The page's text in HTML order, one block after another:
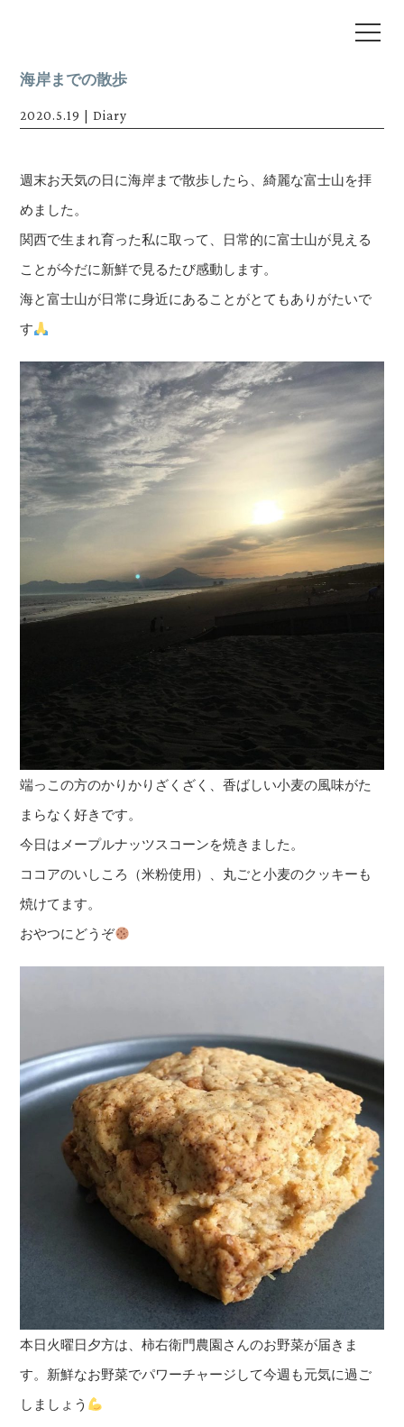
海岸までの散歩
2020.5.19 Diary
週末お天気の日に海岸まで散歩したら、綺麗な富士山を拝
めました。
関西で生まれ育った私に取って、日常的に富士山が見える
ことが今だに新鮮で見るたび感動します。
海と富士山が日常に身近にあることがとてもありがたいで
す
端っこの方のかりかりざくざく、香ばしい小麦の風味がた
まらなく好きです。
今日はメープルナッツスコーンを焼きました。
ココアのいしころ（米粉使用）、丸ごと小麦のクッキーも
焼けてます。
おやつにどうぞ
本日火曜日夕方は、柿右衛門農園さんのお野菜が届きま
す。新鮮なお野菜でパワーチャージして今週も元気に過ご
しましょう